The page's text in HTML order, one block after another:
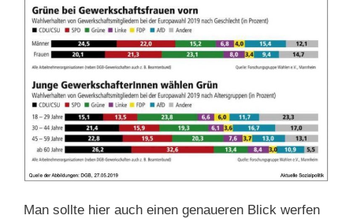
Man sollte hier auch einen genaueren Blick werfen